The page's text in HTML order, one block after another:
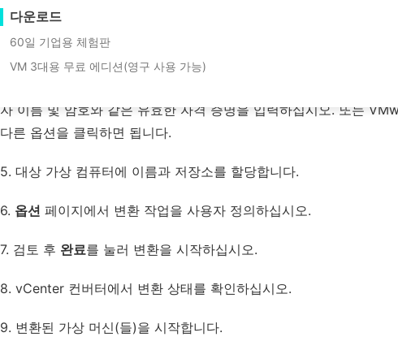
다운로드
60일 기업용 체험판
VM 3대용 무료 에디션(영구 사용 가능)
Hyper-V 서버의 IP 주소/호스트 이름, 사용자 이름 및 관리자 암호를
3. 변환할소스 머신
자 이름 및 암호와 같은 유효한 자격 증명을 입력하십시오. 또는
다른 옵션을 클릭하면 됩니다.
5. 대상 가상 컴퓨터에 이름과 저장소를 할당합니다.
6. 옵션 페이지에서 변환 작업을 사용자 정의하십시오.
7. 검토 후 완료를 눌러 변환을 시작하십시오.
8. vCenter 컨버터에서 변환 상태를 확인하십시오.
9. 변환된 가상 머신(들)을 시작합니다.